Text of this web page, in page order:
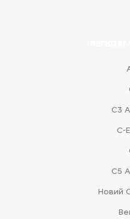
С3
C-
С5
Новий